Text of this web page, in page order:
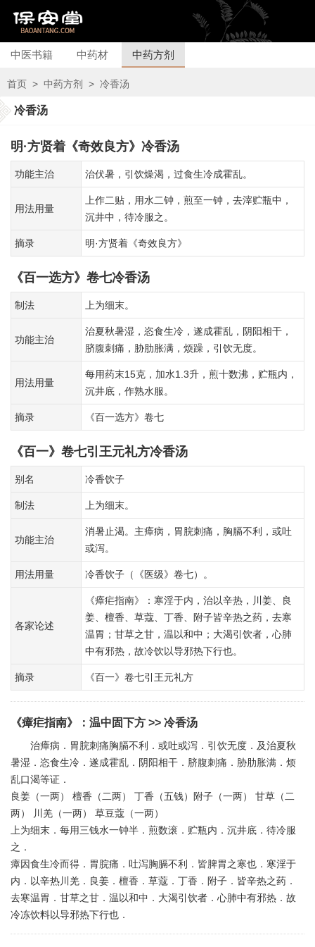
中医书籍 中药材 中药方剂
首页 > 中药方剂 > 冷香汤
冷香汤
明·方贤着《奇效良方》冷香汤
功能主治 治伏暑，引饮燥渴，过食生冷成霍乱。
用法用量
上作二贴，用水二钟，煎至一钟，去滓贮瓶中，
沉井中，待冷服之。
摘录 明·方贤着《奇效良方》
《百一选方》卷七冷香汤
制法 上为细末。
功能主治
治夏秋暑湿，恣食生冷，遂成霍乱，阴阳相干，
脐腹刺痛，胁肋胀满，烦躁，引饮无度。
用法用量
每用药末15克，加水1.3升，煎十数沸，贮瓶内，
沉井底，作熟水服。
摘录 《百一选方》卷七
《百一》卷七引王元礼方冷香汤
别名 冷香饮子
制法 上为细末。
功能主治
消暑止渴。主瘴病，胃脘刺痛，胸膈不利，或吐
或泻。
用法用量 冷香饮子（《医级》卷七）。
各家论述
《瘴疟指南》：寒淫于内，治以辛热，川姜、良
姜、檀香、草蔻、丁香、附子皆辛热之药，去寒
温胃；甘草之甘，温以和中；大渴引饮者，心肺
中有邪热，故冷饮以导邪热下行也。
摘录 《百一》卷七引王元礼方
《瘴疟指南》 ： 温中固下方 >> 冷香汤
治瘴病．胃脘刺痛胸膈不利．或吐或泻．引饮无度．及治夏秋
暑湿．恣食生冷．遂成霍乱．阴阳相干．脐腹刺痛．胁肋胀满．烦
乱口渴等证．
良姜（一两） 檀香（二两） 丁香（五钱）附子（一两） 甘草（二
两） 川羌（一两） 草豆蔻（一两）
上为细末．每用三钱水一钟半．煎数滚．贮瓶内．沉井底．待冷服
之．
瘴因食生冷而得．胃脘痛．吐泻胸膈不利．皆脾胃之寒也．寒淫于
内．以辛热川羌．良姜．檀香．草蔻．丁香．附子．皆辛热之药．
去寒温胃．甘草之甘．温以和中．大渴引饮者．心肺中有邪热．故
冷冻饮料以导邪热下行也．